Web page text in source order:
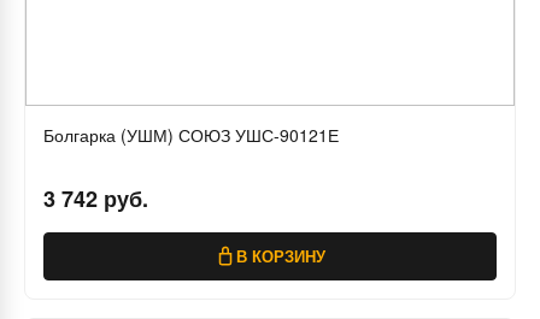
Болгарка (УШМ) СОЮЗ УШС-90121Е
3 742 руб.
В КОРЗИНУ